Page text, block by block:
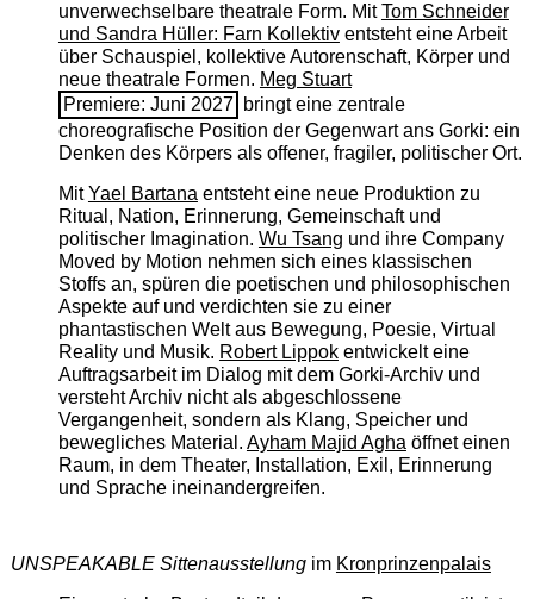
unverwechselbare theatrale Form. MitTom Schneider
und Sandra Hüller: Farn Kollektiventsteht eine Arbeit
über Schauspiel, kollektive Autorenschaft, Körper und
neue theatrale Formen. Meg Stuart
Premiere: Juni 2027 bringt eine zentrale
choreografische Position der Gegenwart ans Gorki: ein
Denken des Körpers als offener, fragiler, politischer Ort.
MitYael Bartana entsteht eine neue Produktion zu
Ritual, Nation, Erinnerung, Gemeinschaft und
politischer Imagination. Wu Tsang und ihre Company
Moved by Motion nehmen sich eines klassischen
Stoffs an, spüren die poetischen und philosophischen
Aspekte auf und verdichten sie zu einer
phantastischen Welt aus Bewegung, Poesie, Virtual
Reality und Musik. Robert Lippokentwickelt eine
Auftragsarbeit im Dialog mit dem Gorki-Archiv und
versteht Archiv nicht als abgeschlossene
Vergangenheit, sondern als Klang, Speicher und
bewegliches Material. Ayham Majid Agha öffnet einen
Raum, in dem Theater, Installation, Exil, Erinnerung
und Sprache ineinandergreifen.
UNSPEAKABLE Sittenausstellungim Kronprinzenpalais